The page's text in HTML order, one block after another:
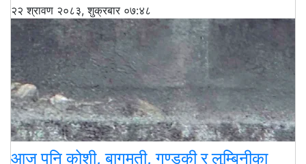
२२ श्रावण २०८३, शुक्रबार ०७:४८
आज पनि कोशी, बागमती, गण्डकी र लुम्बिनीका